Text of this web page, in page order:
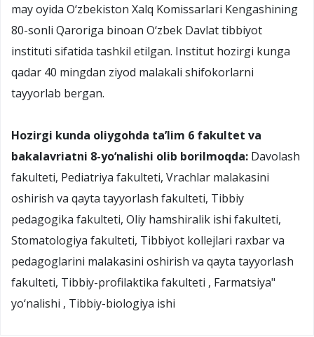
may oyida O‘zbekiston Xalq Komissarlari Kengashining
80-sonli Qaroriga binoan O‘zbek Davlat tibbiyot
instituti sifatida tashkil etilgan. Institut hozirgi kunga
qadar 40 mingdan ziyod malakali shifokorlarni
tayyorlab bergan.
Hozirgi kunda oliygohda ta’lim 6 fakultet va
bakalavriatni 8-yo‘nalishi olib borilmoqda: Davolash
fakulteti, Pediatriya fakulteti, Vrachlar malakasini
oshirish va qayta tayyorlash fakulteti, Tibbiy
pedagogika fakulteti, Oliy hamshiralik ishi fakulteti,
Stomatologiya fakulteti, Tibbiyot kollejlari raxbar va
pedagoglarini malakasini oshirish va qayta tayyorlash
fakulteti, Tibbiy-profilaktika fakulteti , Farmatsiya"
yo‘nalishi , Tibbiy-biologiya ishi